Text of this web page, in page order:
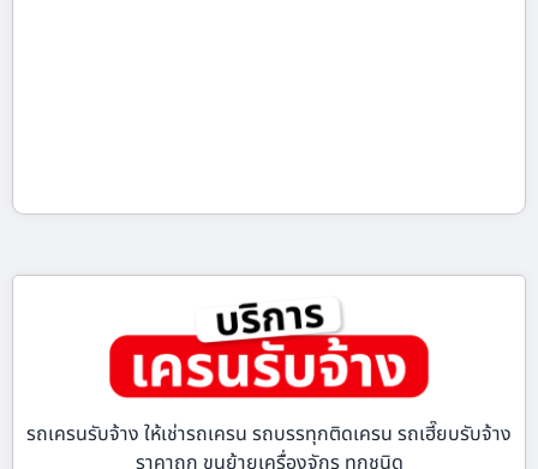
รถเครนรับจ้าง ให้เช่ารถเครน รถบรรทุกติดเครน รถเฮี๊ยบรับจ้าง
ราคาถูก ขนย้ายเครื่องจักร ทุกชนิด